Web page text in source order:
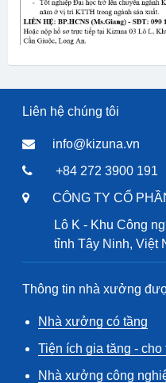
Liên hệ chúng tôi
info@kizuna.vn
+84 272 3900 191
CÔNG TY CỔ
Lô K - Khu Công
tỉnh Tây Ninh, Việt
Thông tin nhà xưởng
Nhà xưởng có tầng
Tiện ích gia tăng - cho
Nhà xưởng công